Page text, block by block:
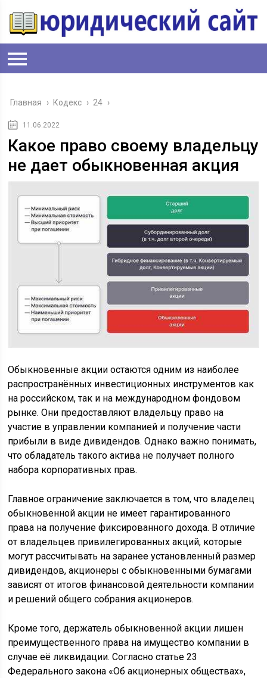
Главная › Кодекс › 24 ›
11.06.2022
Какое право своему владельцу
не дает обыкновенная акция
Обыкновенные акции остаются одним из наиболее
распространённых инвестиционных инструментов как
на российском, так и на международном фондовом
рынке. Они предоставляют владельцу право на
участие в управлении компанией и получение части
прибыли в виде дивидендов. Однако важно понимать,
что обладатель такого актива не получает полного
набора корпоративных прав.
Главное ограничение заключается в том, что владелец
обыкновенной акции не имеет гарантированного
права на получение фиксированного дохода. В отличие
от владельцев привилегированных акций, которые
могут рассчитывать на заранее установленный размер
дивидендов, акционеры с обыкновенными бумагами
зависят от итогов финансовой деятельности компании
и решений общего собрания акционеров.
Кроме того, держатель обыкновенной акции лишен
преимущественного права на имущество компании в
случае её ликвидации. Согласно статье 23
Федерального закона «Об акционерных обществах»,